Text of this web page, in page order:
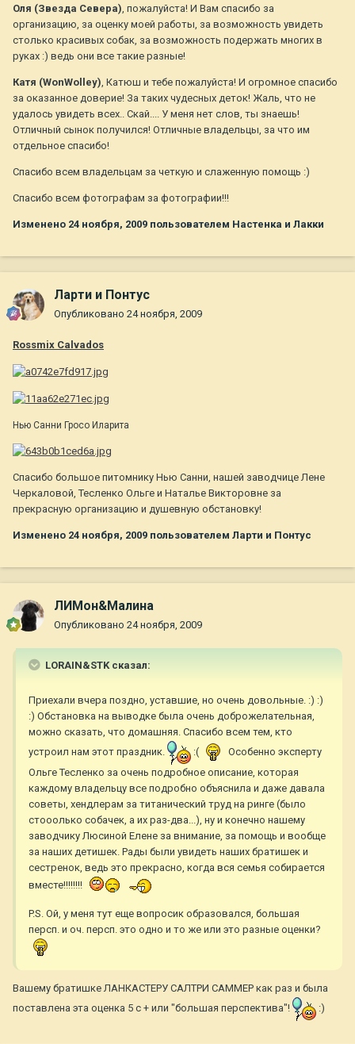
Оля (Звезда Севера), пожалуйста! И Вам спасибо за
организацию, за оценку моей работы, за возможность увидеть
столько красивых собак, за возможность подержать многих в
руках :) ведь они все такие разные!
Катя (WonWolley), Катюш и тебе пожалуйста! И огромное спасибо
за оказанное доверие! За таких чудесных деток! Жаль, что не
удалось увидеть всех.. Скай.... У меня нет слов, ты знаешь!
Отличный сынок получился! Отличные владельцы, за что им
отдельное спасибо!
Спасибо всем владельцам за четкую и слаженную помощь :)
Спасибо всем фотографам за фотографии!!!
Изменено 24 ноября, 2009 пользователем Настенка и Лакки
Ларти и Понтус
Опубликовано 24 ноября, 2009
Rossmix Calvados
Нью Санни Гросо Иларита
Спасибо большое питомнику Нью Санни, нашей заводчице Лене
Черкаловой, Тесленко Ольге и Наталье Викторовне за
прекрасную организацию и душевную обстановку!
Изменено 24 ноября, 2009 пользователем Ларти и Понтус
ЛИМон&Малина
Опубликовано 24 ноября, 2009
LORAIN&STK сказал:
Приехали вчера поздно, уставшие, но очень довольные. :) :)
:) Обстановка на выводке была очень доброжелательная,
можно сказать, что домашняя. Спасибо всем тем, кто
устроил нам этот праздник.
:(
Особенно эксперту
Ольге Тесленко за очень подробное описание, которая
каждому владельцу все подробно объяснила и даже давала
советы, хендлерам за титанический труд на ринге (было
стооолько собачек, а их раз-два...), ну и конечно нашему
заводчику Люсиной Елене за внимание, за помощь и вообще
за наших детишек. Рады были увидеть наших братишек и
сестренок, ведь это прекрасно, когда вся семья собирается
вместе!!!!!!!!
P.S. Ой, у меня тут еще вопросик образовался, большая
персп. и оч. персп. это одно и то же или это разные оценки?
Вашему братишке ЛАНКАСТЕРУ САЛТРИ САММЕР как раз и была
поставлена эта оценка 5 с + или "большая перспектива"!
:)